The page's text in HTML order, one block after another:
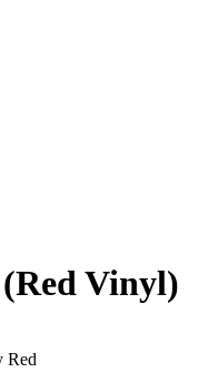
Vinyl)
Red